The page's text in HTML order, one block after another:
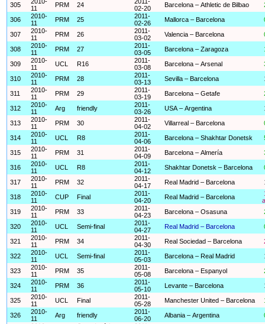
305
11
PRM 24
02-20
Barcelona – Athletic de Bilbao
306
2010-
11
PRM 25
2011-
02-26
Mallorca – Barcelona
307
2010-
11
PRM 26
2011-
03-02
Valencia – Barcelona
308
2010-
11
PRM 27
2011-
03-05
Barcelona – Zaragoza
309
2010-
11
UCL R16
2011-
03-08
Barcelona – Arsenal
310
2010-
11
PRM 28
2011-
03-13
Sevilla – Barcelona
311
2010-
11
PRM 29
2011-
03-19
Barcelona – Getafe
312
2010-
11
Arg friendly
2011-
03-26
USA – Argentina
313
2010-
11
PRM 30
2011-
04-02
Villarreal – Barcelona
314
2010-
11
UCL R8
2011-
04-06
Barcelona – Shakhtar Donetsk
315
2010-
11
PRM 31
2011-
04-09
Barcelona – Almería
316
2010-
11
UCL R8
2011-
04-12
Shakhtar Donetsk – Barcelona
317
2010-
11
PRM 32
2011-
04-17
Real Madrid – Barcelona
318
2010-
11
CUP Final
2011-
04-20
Real Madrid – Barcelona
319
2010-
11
PRM 33
2011-
04-23
Barcelona – Osasuna
320
2010-
11
UCL Semi-final
2011-
04-27
Real Madrid – Barcelona
321
2010-
11
PRM 34
2011-
04-30
Real Sociedad – Barcelona
322
2010-
11
UCL Semi-final
2011-
05-03
Barcelona – Real Madrid
323
2010-
11
PRM 35
2011-
05-08
Barcelona – Espanyol
324
2010-
11
PRM 36
2011-
05-10
Levante – Barcelona
325
2010-
11
UCL Final
2011-
05-28
Manchester United – Barcelona
326
2010-
11
Arg friendly
2011-
06-20
Albania – Argentina